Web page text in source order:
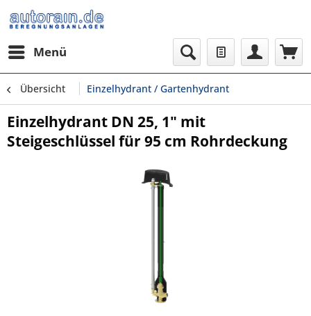
Menü
Übersicht Einzelhydrant / Gartenhydrant
Einzelhydrant DN 25, 1" mit
Steigeschlüssel für 95 cm Rohrdeckung